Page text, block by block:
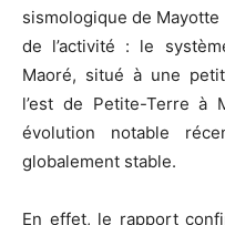
sismologique de Mayotte
de l’activité : le
Maoré, situé à une
l’est de Petite-Terre à
évolution notable
globalement stable.
En effet, le rapport